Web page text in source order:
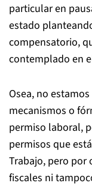
particular en
estado
compensatorio,
contemplado en
Osea, no
mecanismos o
permiso laboral,
permisos que
Trabajo, pero por
fiscales ni